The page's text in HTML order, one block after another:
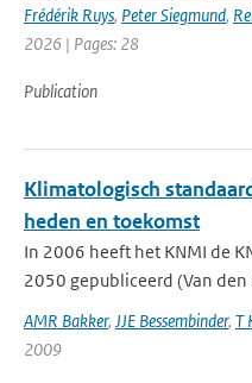
Frédérik Ruys, Peter Siegmund,
2026 | Pages: 28
Publication
Klimatologisch
heden en toekomst
In 2006 heeft het KNMI de
2050 gepubliceerd (Van den
AMR Bakker, JJE Bessembinder, T
2009